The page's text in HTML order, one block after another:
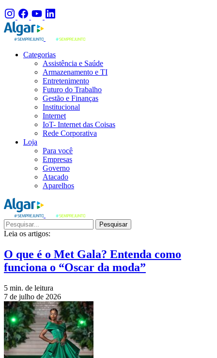
Categorias
Assistência e Saúde
Armazenamento e TI
Entretenimento
Futuro do Trabalho
Gestão e Finanças
Institucional
Internet
IoT- Internet das Coisas
Rede Corporativa
Loja
Para você
Empresas
Governo
Atacado
Aparelhos
Pesquisar
Leia os artigos:
O que é o Met Gala? Entenda como
funciona o “Oscar da moda”
5 min. de leitura
7 de julho de 2026